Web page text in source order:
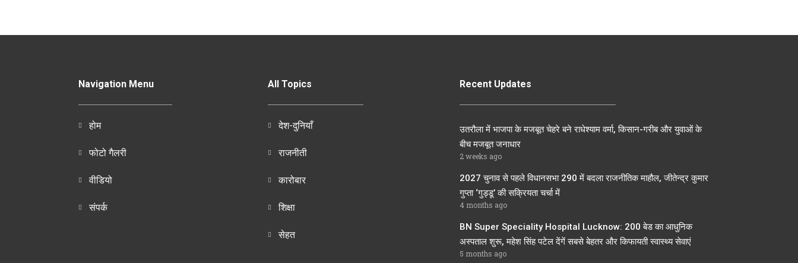
Navigation Menu
होम
फोटो गैलरी
वीडियो
संपर्क
All Topics
देश-दुनियाँ
राजनीती
कारोबार
शिक्षा
सेहत
Recent Updates
उतरौला में भाजपा के मजबूत चेहरे बने राधेश्याम वर्मा, किसान-गरीब और युवाओं के
बीच मजबूत जनाधार
2 weeks ago
2027 चुनाव से पहले विधानसभा 290 में बदला राजनीतिक माहौल, जीतेन्द्र कुमार
गुप्ता ‘गुड्डू’ की सक्रियता चर्चा में
4 months ago
BN Super Speciality Hospital Lucknow: 200 बेड का आधुनिक
अस्पताल शुरू, महेश सिंह पटेल देंगें सबसे बेहतर और किफायती स्वास्थ्य सेवाएं
5 months ago